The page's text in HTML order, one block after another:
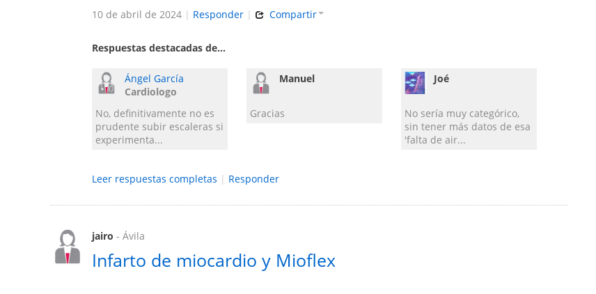
10 de abril de 2024 | Responder | Compartir
Respuestas destacadas de...
Ángel García
Cardiologo
No, definitivamente no es
prudente subir escaleras si
experimenta...
Manuel
Gracias
Joé
No sería muy categórico,
sin tener más datos de esa
'falta de air...
Leer respuestas completas | Responder
jairo - Ávila
Infarto de miocardio y Mioflex